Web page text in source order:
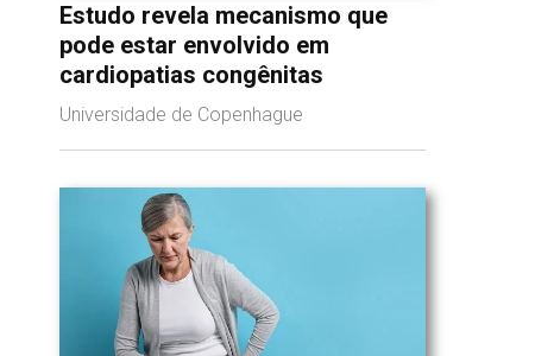
Estudo revela mecanismo que
pode estar envolvido em
cardiopatias congênitas
Universidade de Copenhague